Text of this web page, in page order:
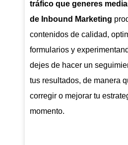
tráfico que generes
de Inbound Marketing
contenidos de calidad,
formularios y
dejes de hacer un
tus resultados, de manera
corregir o mejorar tu
momento.